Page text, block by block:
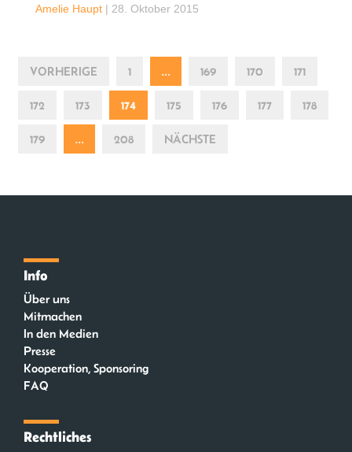
Amelie Haupt | 28. Oktober 2015
VORHERIGE 1 … 169 170 171
172 173 174 175 176 177 178
179 … 208 NÄCHSTE
Info
Über uns
Mitmachen
In den Medien
Presse
Kooperation, Sponsoring
FAQ
Rechtliches